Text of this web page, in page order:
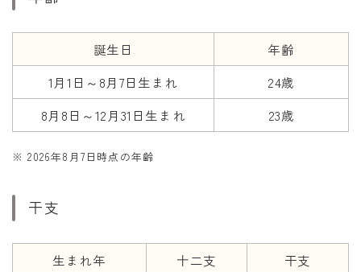
学年早見表
漢字の配当学年検索
誕生日
年齢
1月1日～8月7日生まれ
24歳
8月8日～12月31日生まれ
23歳
※ 2026年8月7日時点の年齢
干支
生まれ年 十二支
干支